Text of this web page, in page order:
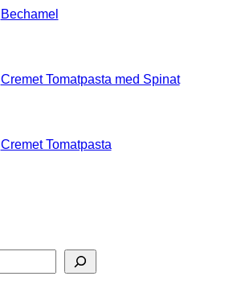
Bechamel
Cremet Tomatpasta med Spinat
Cremet Tomatpasta